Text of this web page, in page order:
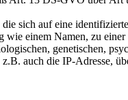
sich auf eine
einem Namen, zu
genetischen,
auch die IP-Adresse,